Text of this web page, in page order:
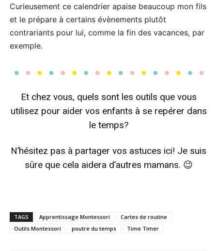
Curieusement ce calendrier apaise beaucoup mon fils
et le prépare à certains évènements plutôt
contrariants pour lui, comme la fin des vacances, par
exemple.
Et chez vous, quels sont les outils que vous
utilisez pour aider vos enfants à se repérer dans
le temps?
N’hésitez pas à partager vos astuces ici! Je suis
sûre que cela aidera d’autres mamans. 😉
TAGS Apprentissage Montessori
Cartes de routine
Outils Montessori
poutre du temps Time Timer